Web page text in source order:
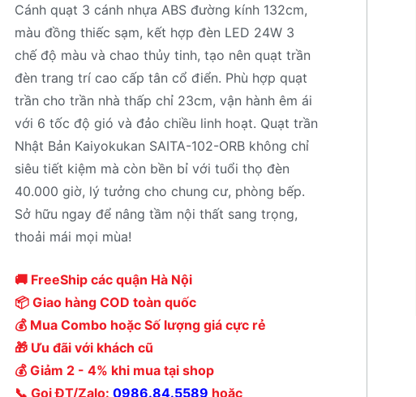
Cánh quạt 3 cánh nhựa ABS đường kính 132cm,
màu đồng thiếc sạm, kết hợp đèn LED 24W 3
chế độ màu và chao thủy tinh, tạo nên quạt trần
đèn trang trí cao cấp tân cổ điển. Phù hợp quạt
trần cho trần nhà thấp chỉ 23cm, vận hành êm ái
với 6 tốc độ gió và đảo chiều linh hoạt. Quạt trần
Nhật Bản Kaiyokukan SAITA-102-ORB không chỉ
siêu tiết kiệm mà còn bền bỉ với tuổi thọ đèn
40.000 giờ, lý tưởng cho chung cư, phòng bếp.
Sở hữu ngay để nâng tầm nội thất sang trọng,
thoải mái mọi mùa!
🚚 FreeShip các quận Hà Nội
📦 Giao hàng COD toàn quốc
💰 Mua Combo hoặc Số lượng giá cực rẻ
🎁 Ưu đãi với khách cũ
💰 Giảm 2 - 4% khi mua tại shop
📞 Gọi ĐT/Zalo: 0986.84.5589 hoặc